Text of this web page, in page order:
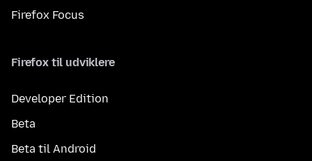
Firefox Focus
Firefox til udviklere
Developer Edition
Beta
Beta til Android